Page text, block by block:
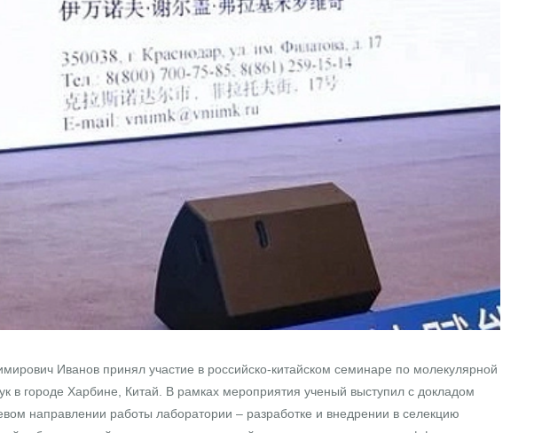
Иванов принял участие в российско‑китайском семинаре по молекулярной
в городе Харбине, Китай. В рамках мероприятия ученый выступил с докладом
направлении работы лаборатории – разработке и внедрении в селекцию